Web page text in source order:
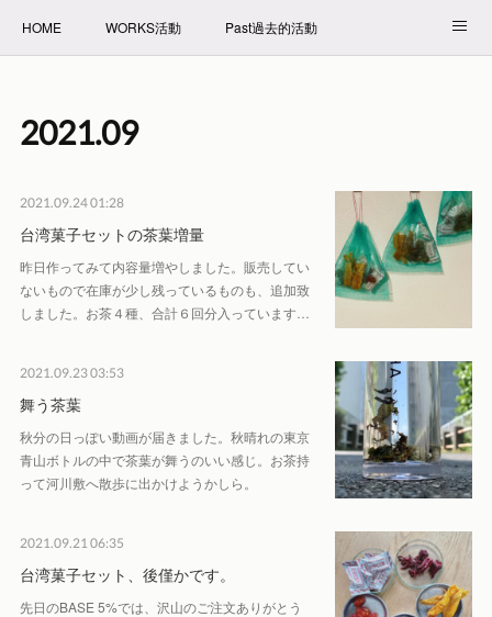
HOME WORKS活動 Past過去的活動
2021.09
2021.09.24 01:28
台湾菓子セットの茶葉増量
昨日作ってみて内容量増やしました。販売してい
ないもので在庫が少し残っているものも、追加致
しました。お茶４種、合計６回分入っています…
2021.09.23 03:53
舞う茶葉
秋分の日っぽい動画が届きました。秋晴れの東京
青山ボトルの中で茶葉が舞うのいい感じ。お茶持
って河川敷へ散歩に出かけようかしら。
2021.09.21 06:35
台湾菓子セット、後僅かです。
先日のBASE 5%では、沢山のご注文ありがとう